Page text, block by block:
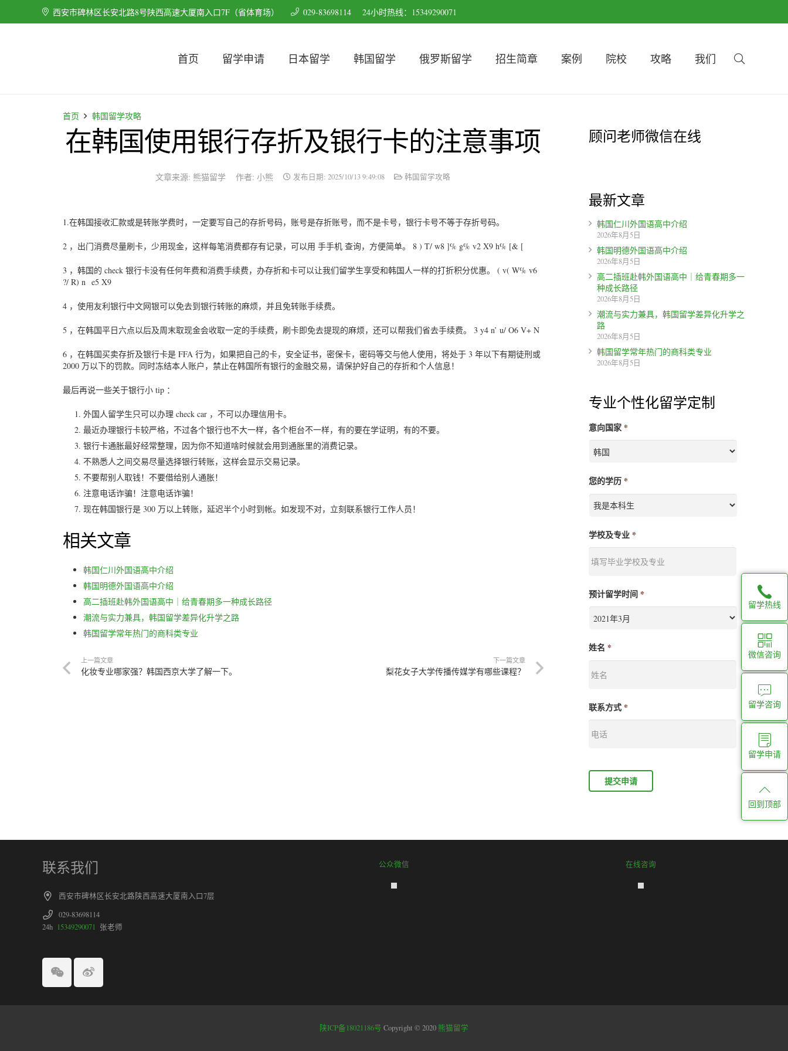
西安市碑林区长安北路8号陕西高速大厦南入口7F（省体育场） 029-83698114 24小时热线：15349290071
首页 留学申请 日本留学 韩国留学 俄罗斯留学 招生简章 案例 院校 攻略 我们
首页 韩国留学攻略
在韩国使用银行存折及银行卡的注意事项
文章来源: 熊猫留学 作者: 小熊 发布日期: 2025/10/13 9:49:08 韩国留学攻略
1.在韩国接收汇款或是转账学费时，一定要写自己的存折号码，账号是存折账号，而不是卡号，银行卡号不等于存折号码。
2 ，出门消费尽量刷卡，少用现金，这样每笔消费都存有记录，可以用 手手机 查询，方便简单。 8 ) T/ w8 ]% g% v2 X9 h% [& [
3 ，韩国的 check 银行卡没有任何年费和消费手续费，办存折和卡可以让我们留学生享受和韩国人一样的打折积分优惠。 ( v( W% v6
?/ R) n e5 X9
4 ，使用友利银行中文网银可以免去到银行转账的麻烦，并且免转账手续费。
5 ，在韩国平日六点以后及周末取现金会收取一定的手续费，刷卡即免去提现的麻烦，还可以帮我们省去手续费。 3 y4 n’ u/ O6 V+ N
6 ，在韩国买卖存折及银行卡是 FFA 行为，如果把自己的卡，安全证书，密保卡，密码等交与他人使用，将处于 3 年以下有期徒刑或
2000 万以下的罚款。同时冻结本人账户，禁止在韩国所有银行的金融交易，请保护好自己的存折和个人信息！
最后再说一些关于银行小 tip ：
外国人留学生只可以办理 check car ，不可以办理信用卡。
最近办理银行卡较严格，不过各个银行也不大一样，各个柜台不一样，有的要在学证明，有的不要。
银行卡通胀最好经常整理，因为你不知道啥时候就会用到通胀里的消费记录。
不熟悉人之间交易尽量选择银行转账，这样会显示交易记录。
不要帮别人取钱！不要借给别人通胀！
注意电话诈骗！注意电话诈骗！
现在韩国银行是 300 万以上转账，延迟半个小时到帐。如发现不对，立刻联系银行工作人员！
相关文章
韩国仁川外国语高中介绍
韩国明德外国语高中介绍
高二插班赴韩外国语高中｜给青春期多一种成长路径
潮流与实力兼具，韩国留学差异化升学之路
韩国留学常年热门的商科类专业
上一篇文章
化妆专业哪家强？韩国西京大学了解一下。
下一篇文章
梨花女子大学传播传媒学有哪些课程？
顾问老师微信在线
最新文章
韩国仁川外国语高中介绍
2026年8月5日
韩国明德外国语高中介绍
2026年8月5日
高二插班赴韩外国语高中｜给青春期多一
种成长路径
2026年8月5日
潮流与实力兼具，韩国留学差异化升学之
路
2026年8月5日
韩国留学常年热门的商科类专业
2026年8月5日
专业个性化留学定制
意向国家 *
您的学历 *
学校及专业 *
预计留学时间 *
姓名 *
联系方式 *
留学热线
微信咨询
留学咨询
留学申请
回到顶部
联系我们
西安市碑林区长安北路陕西高速大厦南入口7层
029-83698114
24h 15349290071 张老师
公众微信 在线咨询
陕ICP备18021186号 Copyright © 2020 熊猫留学